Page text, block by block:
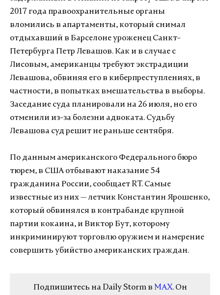
2017 года правоохранительные органы
вломились в апартаменты, который снимал
отдыхавший в Барселоне уроженец Санкт-
Петербурга Петр Левашов. Как и в случае с
Лисовым, американцы требуют экстрадиции
Левашова, обвиняя его в киберпреступлениях, в
частности, в попытках вмешательства в выборы.
Заседание суда планировали на 26 июля, но его
отменили из-за болезни адвоката. Судьбу
Левашова суд решит не раньше сентября.
По данным американского Федерального бюро
тюрем, в США отбывают наказание 54
гражданина России, сообщает RT. Самые
известные из них — летчик Константин Ярошенко,
который обвинялся в контрабанде крупной
партии кокаина, и Виктор Бут, которому
инкриминируют торговлю оружием и намерение
совершить убийство американских граждан.
Подпишитесь на Daily Storm в MAX. Он